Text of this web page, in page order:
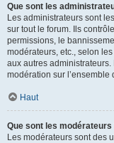
Que sont les
Les administrateurs sont
sur tout le forum. Ils
permissions, le
modérateurs, etc., selon
aux autres
modération sur
Haut
Que sont les modérateurs
Les modérateurs sont des